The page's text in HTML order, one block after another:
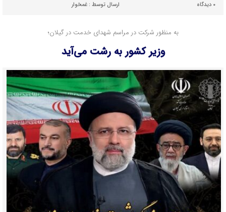
۰ دیدگاه ارسال توسط :غمخوار
به منظور شرکت در مراسم شهدای خدمت در گیلان؛
وزیر کشور به رشت می‌آید